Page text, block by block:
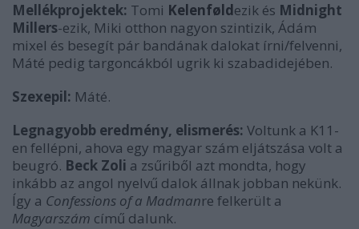
Mellékprojektek: Tomi Kelenføldezik és Midnight
Millers-ezik, Miki otthon nagyon szintizik, Ádám
mixel és besegít pár bandának dalokat írni/felvenni,
Máté pedig targoncákból ugrik ki szabadidejében.
Szexepil: Máté.
Legnagyobb eredmény, elismerés: Voltunk a K11-
en fellépni, ahova egy magyar szám eljátszása volt a
beugró. Beck Zoli a zsűriből azt mondta, hogy
inkább az angol nyelvű dalok állnak jobban nekünk.
Így a Confessions of a Madmanre felkerült a
Magyarszám című dalunk.